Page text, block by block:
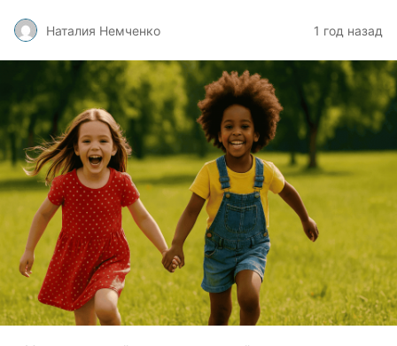
Наталия Немченко 1 год назад